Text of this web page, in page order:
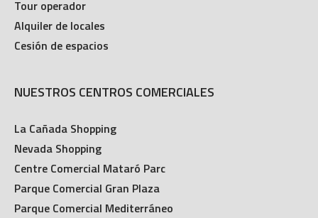
Tour operador
Alquiler de locales
Cesión de espacios
NUESTROS CENTROS COMERCIALES
La Cañada Shopping
Nevada Shopping
Centre Comercial Mataró Parc
Parque Comercial Gran Plaza
Parque Comercial Mediterráneo